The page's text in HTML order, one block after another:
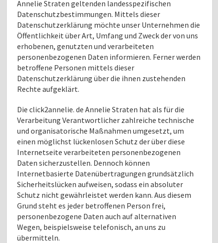
Annelie Straten geltenden landesspezifischen
Datenschutzbestimmungen. Mittels dieser
Datenschutzerklärung möchte unser Unternehmen die
Öffentlichkeit über Art, Umfang und Zweck der von uns
erhobenen, genutzten und verarbeiteten
personenbezogenen Daten informieren. Ferner werden
betroffene Personen mittels dieser
Datenschutzerklärung über die ihnen zustehenden
Rechte aufgeklärt.
Die click2annelie. de Annelie Straten hat als für die
Verarbeitung Verantwortlicher zahlreiche technische
und organisatorische Maßnahmen umgesetzt, um
einen möglichst lückenlosen Schutz der über diese
Internetseite verarbeiteten personenbezogenen
Daten sicherzustellen. Dennoch können
Internetbasierte Datenübertragungen grundsätzlich
Sicherheitslücken aufweisen, sodass ein absoluter
Schutz nicht gewährleistet werden kann. Aus diesem
Grund steht es jeder betroffenen Person frei,
personenbezogene Daten auch auf alternativen
Wegen, beispielsweise telefonisch, an uns zu
übermitteln.